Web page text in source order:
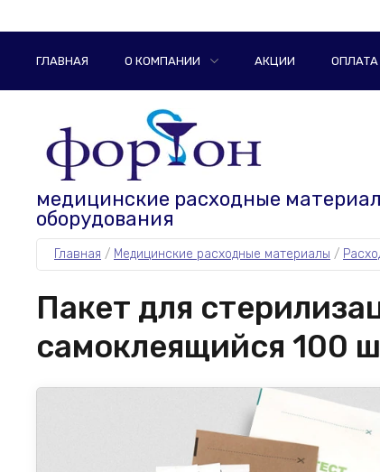
ГЛАВНАЯ О КОМПАНИИ АКЦИИ ОПЛАТА
медицинские расходные
оборудования
Главная / Медицинские расходные материалы /
Пакет для
самоклеящийся 100